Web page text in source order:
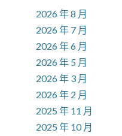
2026 年 8 月
2026 年 7 月
2026 年 6 月
2026 年 5 月
2026 年 3 月
2026 年 2 月
2025 年 11 月
2025 年 10 月